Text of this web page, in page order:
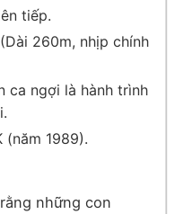
tiếp.
260m, nhịp chính
ca ngợi là hành trình
(năm 1989).
những con